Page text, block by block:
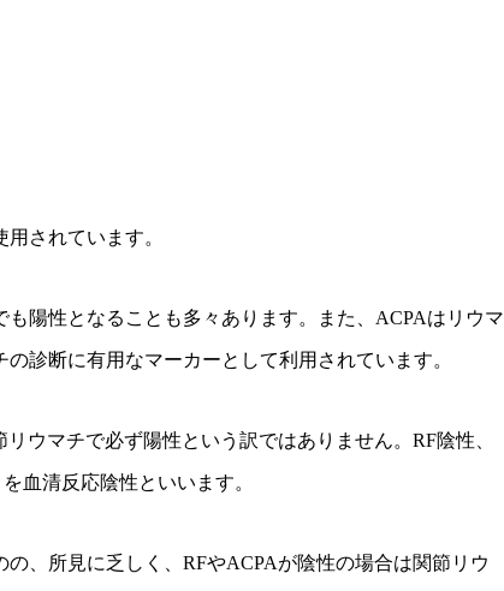
されています。
陽性となることも多々あります。また、ACPAはリウマ
診断に有用なマーカーとして利用されています。
ウマチで必ず陽性という訳ではありません。RF陰性、
血清反応陰性といいます。
、所見に乏しく、RFやACPAが陰性の場合は関節リウ